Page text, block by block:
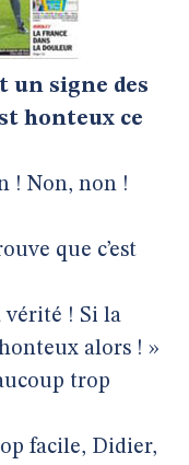
un signe des
honteux ce
! Non, non !
que c’est
vérité ! Si la
alors ! »
trop
facile, Didier,